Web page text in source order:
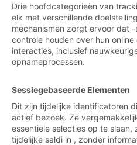
Drie hoofdcategorieën van
elk met verschillende
mechanismen zorgt ervoor dat
controle houden over hun
interacties, inclusief
opnameprocessen.
Sessiegebaseerde Elementen
Dit zijn tijdelijke identificatoren
actief bezoek. Ze
essentiële selecties op te slaan,
tijdelijke saldi in , zonder